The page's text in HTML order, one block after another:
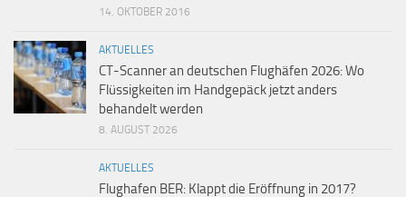
14. OKTOBER 2016
AKTUELLES
CT-Scanner an deutschen Flughäfen 2026: Wo
Flüssigkeiten im Handgepäck jetzt anders
behandelt werden
8. AUGUST 2026
AKTUELLES
Flughafen BER: Klappt die Eröffnung in 2017?